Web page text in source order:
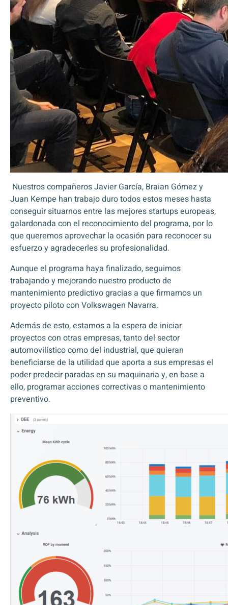
Nuestros compañerosJavier García, Braian Gómez y
Juan Kempe han trabajo duro todos estos meses hasta
conseguir situarnos entre las mejores startups europeas,
galardonada con el reconocimiento del programa, por lo
que queremos aprovechar la ocasión para reconocer su
esfuerzo y agradecerles su profesionalidad.
Aunque el programa haya finalizado, seguimos
trabajando y mejorando nuestro producto de
mantenimiento predictivo gracias a que firmamos un
proyecto piloto con Volkswagen Navarra.
Además de esto, estamos a la espera de iniciar
proyectos con otras empresas, tanto del sector
automovilístico como del industrial, que quieran
beneficiarse de la utilidad que aporta a sus empresas el
poder predecir paradas en su maquinaria y, en base a
ello, programar acciones correctivas o mantenimiento
preventivo.